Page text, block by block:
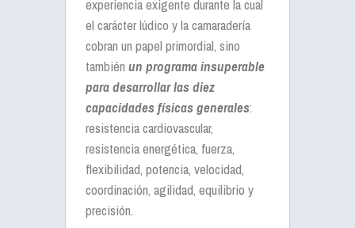
experiencia exigente durante la cual
el carácter lúdico y la camaradería
cobran un papel primordial, sino
también un programa insuperable
para desarrollar las diez
capacidades físicas generales:
resistencia cardiovascular,
resistencia energética, fuerza,
flexibilidad, potencia, velocidad,
coordinación, agilidad, equilibrio y
precisión.